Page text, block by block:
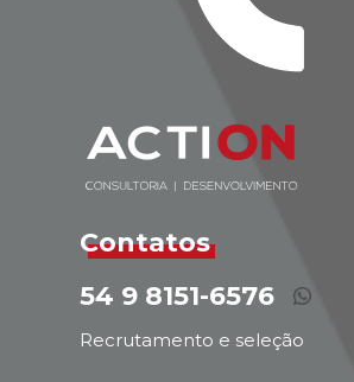
Contatos
54 9 8151-6576
Recrutamento e seleção